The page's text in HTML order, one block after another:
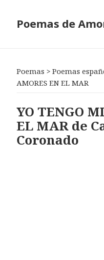
Poemas de
Poemas >Poemas
AMORES EN EL MAR
YO TENGO
EL MAR de
Coronado